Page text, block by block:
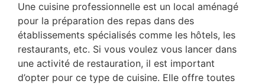
Une cuisine professionnelle est un local aménagé
pour la préparation des repas dans des
établissements spécialisés comme les hôtels, les
restaurants, etc. Si vous voulez vous lancer dans
une activité de restauration, il est important
d’opter pour ce type de cuisine. Elle offre toutes